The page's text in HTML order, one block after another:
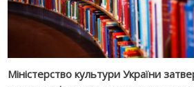
Міністерство культури України